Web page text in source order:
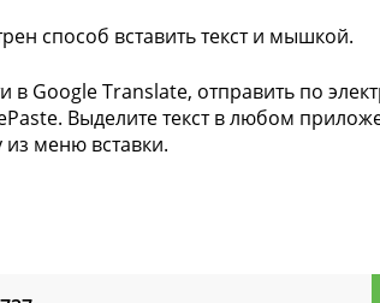
способ вставить текст и мышкой.
в Google Translate, отправить по
Выделите текст в любом
меню вставки.